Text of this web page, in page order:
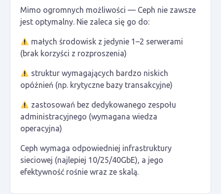
Mimo ogromnych możliwości — Ceph nie zawsze
jest optymalny. Nie zaleca się go do:
małych środowisk z jedynie 1–2 serwerami
(brak korzyści z rozproszenia)
struktur wymagających bardzo niskich
opóźnień (np. krytyczne bazy transakcyjne)
zastosowań bez dedykowanego zespołu
administracyjnego (wymagana wiedza
operacyjna)
Ceph wymaga odpowiedniej infrastruktury
sieciowej (najlepiej 10/25/40GbE), a jego
efektywność rośnie wraz ze skalą.